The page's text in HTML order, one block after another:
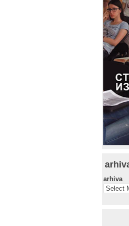
arhiva